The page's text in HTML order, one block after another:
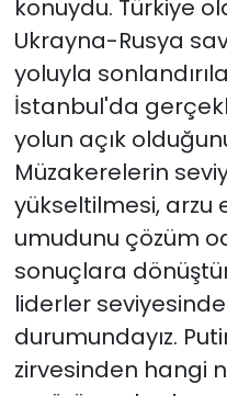
konuydu. Türkiye
Ukrayna-Rusya
yoluyla
İstanbul'da
yolun açık
Müzakerelerin
yükseltilmesi, arzu
umudunu çözüm
sonuçlara
liderler
durumundayız.
zirvesinden hangi